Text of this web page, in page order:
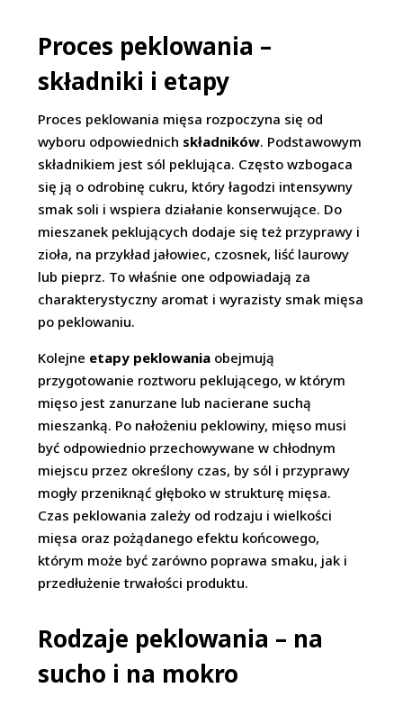
Proces peklowania –
składniki i etapy
Proces peklowania mięsa rozpoczyna się od
wyboru odpowiednich składników. Podstawowym
składnikiem jest sól peklująca. Często wzbogaca
się ją o odrobinę cukru, który łagodzi intensywny
smak soli i wspiera działanie konserwujące. Do
mieszanek peklujących dodaje się też przyprawy i
zioła, na przykład jałowiec, czosnek, liść laurowy
lub pieprz. To właśnie one odpowiadają za
charakterystyczny aromat i wyrazisty smak mięsa
po peklowaniu.
Kolejne etapy peklowania obejmują
przygotowanie roztworu peklującego, w którym
mięso jest zanurzane lub nacierane suchą
mieszanką. Po nałożeniu peklowiny, mięso musi
być odpowiednio przechowywane w chłodnym
miejscu przez określony czas, by sól i przyprawy
mogły przeniknąć głęboko w strukturę mięsa.
Czas peklowania zależy od rodzaju i wielkości
mięsa oraz pożądanego efektu końcowego,
którym może być zarówno poprawa smaku, jak i
przedłużenie trwałości produktu.
Rodzaje peklowania – na
sucho i na mokro